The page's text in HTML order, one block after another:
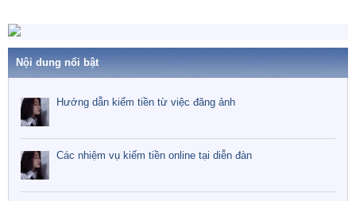
Nội dung nổi bật
Hướng dẫn kiếm tiền từ việc đăng ảnh
Các nhiệm vụ kiếm tiền online tại diễn đàn